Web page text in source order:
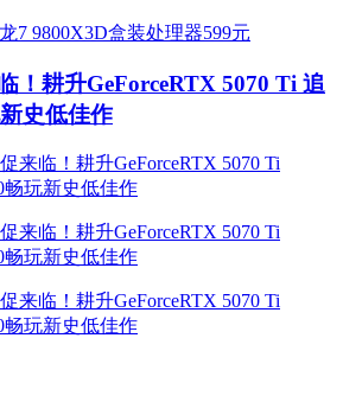
！耕升GeForceRTX 5070 Ti 追
史低佳作